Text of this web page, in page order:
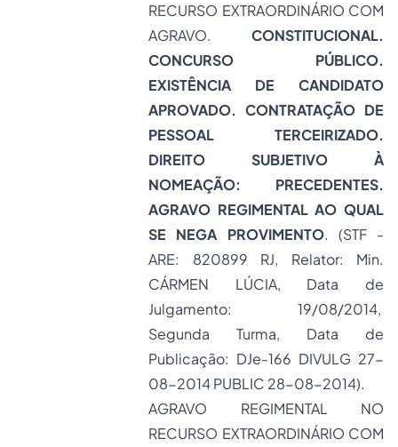
RECURSO EXTRAORDINÁRIO COM
AGRAVO. CONSTITUCIONAL.
CONCURSO PÚBLICO.
EXISTÊNCIA DE CANDIDATO
APROVADO. CONTRATAÇÃO DE
PESSOAL TERCEIRIZADO.
DIREITO SUBJETIVO À
NOMEAÇÃO: PRECEDENTES.
AGRAVO REGIMENTAL AO QUAL
SE NEGA PROVIMENTO. (STF -
ARE: 820899 RJ, Relator: Min.
CÁRMEN LÚCIA, Data de
Julgamento: 19/08/2014,
Segunda Turma, Data de
Publicação: DJe-166 DIVULG 27-
08-2014 PUBLIC 28-08-2014).
AGRAVO REGIMENTAL NO
RECURSO EXTRAORDINÁRIO COM